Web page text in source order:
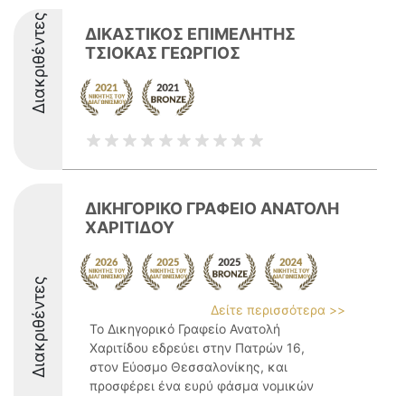
Διακριθέντες
ΔΙΚΑΣΤΙΚΟΣ ΕΠΙΜΕΛΗΤΗΣ
ΤΣΙΟΚΑΣ ΓΕΩΡΓΙΟΣ
Διακριθέντες
ΔΙΚΗΓΟΡΙΚΟ ΓΡΑΦΕΙΟ ΑΝΑΤΟΛΗ
ΧΑΡΙΤΙΔΟΥ
Δείτε περισσότερα >>
Το Δικηγορικό Γραφείο Ανατολή
Χαριτίδου εδρεύει στην Πατρών 16,
στον Εύοσμο Θεσσαλονίκης, και
προσφέρει ένα ευρύ φάσμα νομικών